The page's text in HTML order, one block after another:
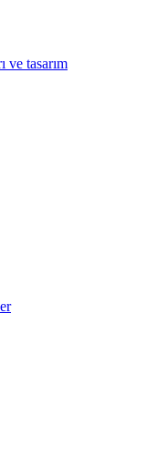
ve tasarım